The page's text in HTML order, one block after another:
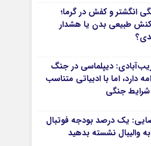
و پرورش
و درمان
انتظامی
و رفاهی
و شورای شهر
انگشتر و کفش در گرما؛
طبیعی بدن یا هشدار
دیپلماسی در جنگ
دارد، اما با ادبیاتی متناسب
شرایط جنگی
یک درصد بودجه فوتبال
به والیبال نشسته بدهید